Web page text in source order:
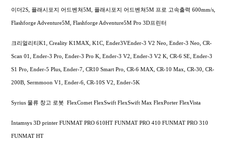
이더2S, 플래시포지 어드벤쳐5M, 플래시포지 어드벤쳐5M 프로 고속출력 600mm/s,
Flashforge Adventure5M, Flashforge Adventure5M Pro 3D프린터
크리얼리티K1, Creality K1MAX, K1C, Ender3VEnder-3 V2 Neo, Ender-3 Neo, CR-
Scan 01, Ender-3 Pro, Ender-3 Pro K, Ender-3 V2, Ender-3 V2 K, CR-6 SE, Ender-3
S1 Pro, Ender-5 Plus, Ender-7, CR10 Smart Pro, CR-6 MAX, CR-10 Max, CR-30, CR-
200B, Sermmoon V1, Ender-6, CR-10S V2, Ender-5K
Syrius 물류 창고 로봇 FlexComet FlexSwift FlexSwift Max FlexPorter FlexVista
Intamsys 3D printer FUNMAT PRO 610HT FUNMAT PRO 410 FUNMAT PRO 310
FUNMAT HT